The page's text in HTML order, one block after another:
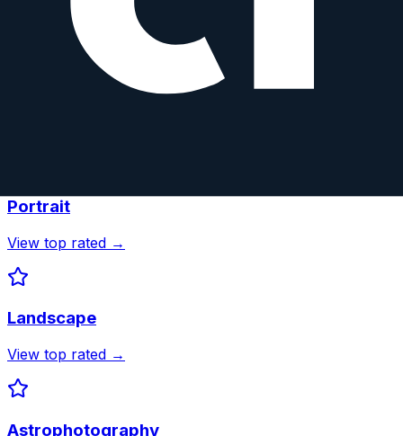
710
Canon EF-SLenses by
Photography Type
Portrait
View top rated →
Landscape
View top rated →
Astrophotography